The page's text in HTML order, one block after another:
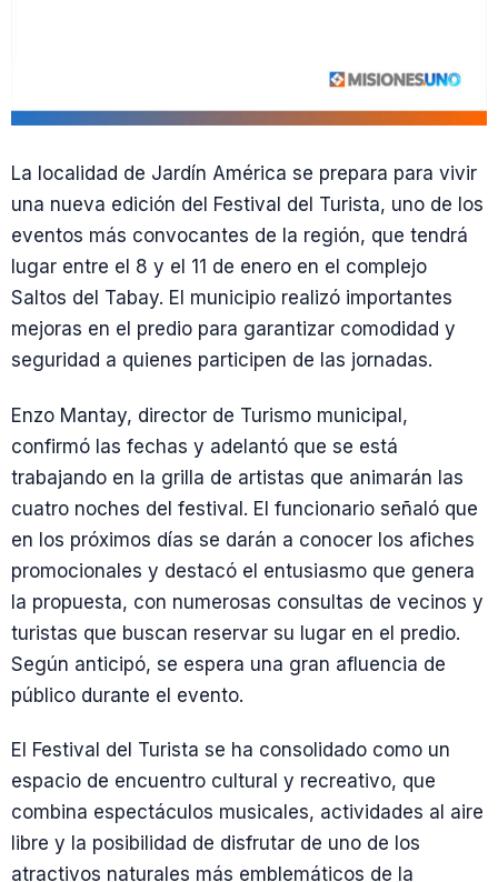
La localidad de Jardín América se prepara para vivir
una nueva edición del Festival del Turista, uno de los
eventos más convocantes de la región, que tendrá
lugar entre el 8 y el 11 de enero en el complejo
Saltos del Tabay. El municipio realizó importantes
mejoras en el predio para garantizar comodidad y
seguridad a quienes participen de las jornadas.
Enzo Mantay, director de Turismo municipal,
confirmó las fechas y adelantó que se está
trabajando en la grilla de artistas que animarán las
cuatro noches del festival. El funcionario señaló que
en los próximos días se darán a conocer los afiches
promocionales y destacó el entusiasmo que genera
la propuesta, con numerosas consultas de vecinos y
turistas que buscan reservar su lugar en el predio.
Según anticipó, se espera una gran afluencia de
público durante el evento.
El Festival del Turista se ha consolidado como un
espacio de encuentro cultural y recreativo, que
combina espectáculos musicales, actividades al aire
libre y la posibilidad de disfrutar de uno de los
atractivos naturales más emblemáticos de la